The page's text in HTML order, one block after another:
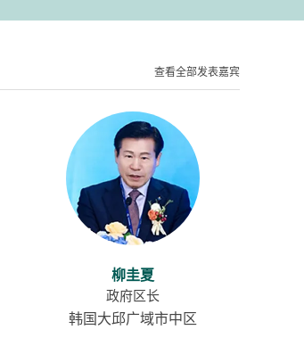
活动介绍
资料下载
查看全部发表嘉宾
柳圭夏
政府区长
韩国大邱广域市中区